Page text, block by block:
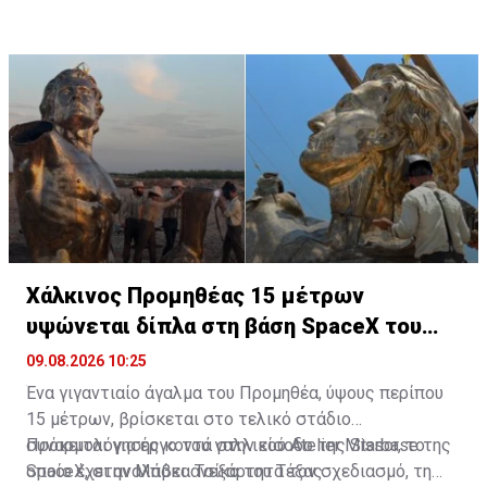
ισχύ.
Χάλκινος Προμηθέας 15 μέτρων
υψώνεται δίπλα στη βάση SpaceX του
Έλον Μασκ
09.08.2026 10:25
Ένα γιγαντιαίο άγαλμα του Προμηθέα, ύψους περίπου
15 μέτρων, βρίσκεται στο τελικό στάδιο
συναρμολόγησης κοντά στην είσοδο της Starbase της
SpaceX, στην Μπόκα Τσίκα του Τέξας.
Πρόκειται για έργο του γαλλικού Atelier Missor, το
οποίο έχει αναλάβει ανεξάρτητα τον σχεδιασμό, τη